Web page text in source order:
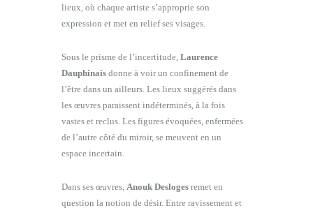
lieux, où chaque artiste s’approprie son
expression et met en relief ses visages.
Sous le prisme de l’incertitude, Laurence
Dauphinaisdonne à voir un confinement de
l’être dans un ailleurs. Les lieux suggérés dans
les œuvres paraissent indéterminés, à la fois
vastes et reclus. Les figures évoquées, enfermées
de l’autre côté du miroir, se meuvent en un
espace incertain.
Dans ses œuvres, Anouk Deslogesremet en
question la notion de désir. Entre ravissement et